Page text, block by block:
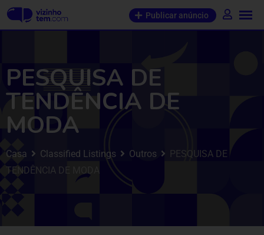
Publicar anúncio
PESQUISA DE
TENDÊNCIA DE
MODA
Casa Classified Listings Outros
PESQUISA DE
TENDÊNCIA DE MODA